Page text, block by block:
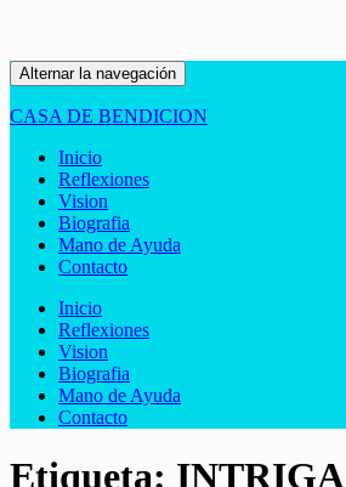
Alternar la navegación
CASA DE BENDICION
Inicio
Reflexiones
Vision
Biografia
Mano de Ayuda
Contacto
Inicio
Reflexiones
Vision
Biografia
Mano de Ayuda
Contacto
Etiqueta: INTRIGA